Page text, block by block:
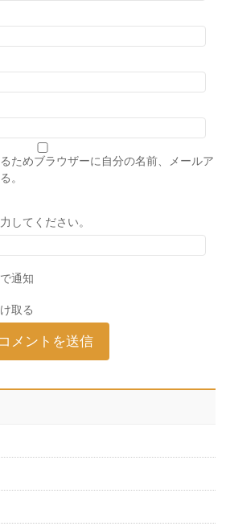
ためブラウザーに自分の名前、メールア
。
してください。
通知
取る